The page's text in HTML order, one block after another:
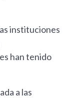
instituciones
han tenido
a las